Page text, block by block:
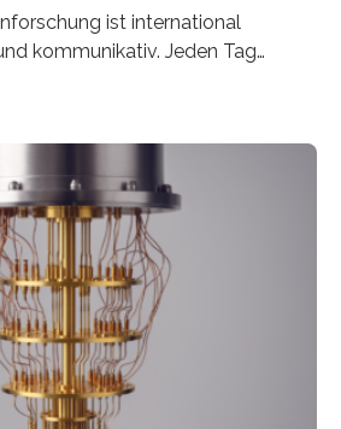
ist international
kommunikativ. Jeden Tag
eng zusammenarbeiten. Neue
Dies ist der Alltag in
die dieses Jahr 100
weshalb die UNESCO 2025 zum
der Quantenwissenschaft und -
hat. Doch nun hat eine
um den